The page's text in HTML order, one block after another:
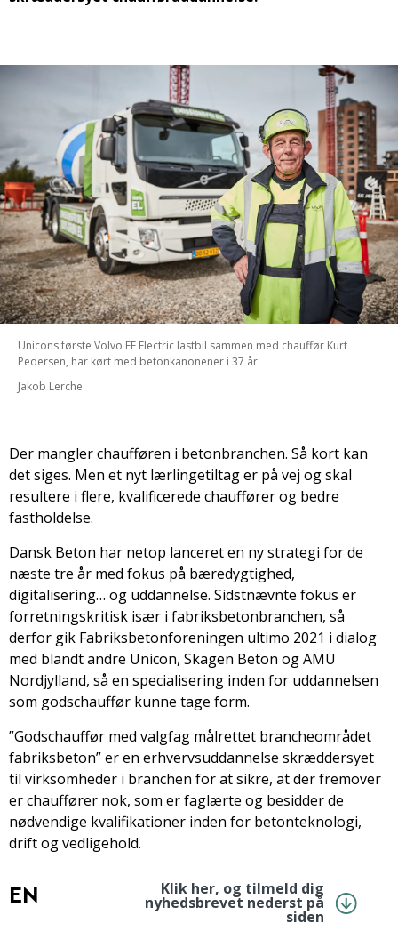
Unicons første Volvo FE Electric lastbil sammen med chauffør Kurt
Pedersen, har kørt med betonkanonener i 37 år
Jakob Lerche
Der mangler chaufføren i betonbranchen. Så kort kan
det siges. Men et nyt lærlingetiltag er på vej og skal
resultere i flere, kvalificerede chauffører og bedre
fastholdelse.
Dansk Beton har netop lanceret en ny strategi for de
næste tre år med fokus på bæredygtighed,
digitalisering… og uddannelse. Sidstnævnte fokus er
forretningskritisk især i fabriksbetonbranchen, så
derfor gik Fabriksbetonforeningen ultimo 2021 i dialog
med blandt andre Unicon, Skagen Beton og AMU
Nordjylland, så en specialisering inden for uddannelsen
som godschauffør kunne tage form.
”Godschauffør med valgfag målrettet brancheområdet
fabriksbeton” er en erhvervsuddannelse skræddersyet
til virksomheder i branchen for at sikre, at der fremover
er chauffører nok, som er faglærte og besidder de
nødvendige kvalifikationer inden for betonteknologi,
drift og vedligehold.
Klik her, og tilmeld dig
nyhedsbrevet nederst på
siden
EN